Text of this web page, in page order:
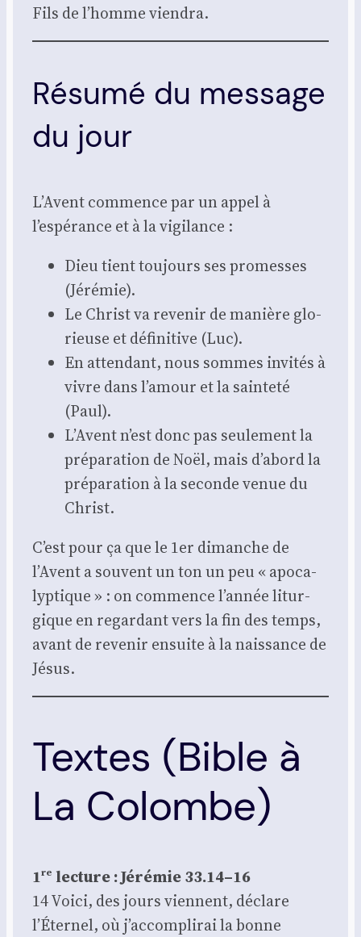
Fils de l’homme vien­dra.
Résumé du message
du jour
L’Avent com­mence par un appel à
l’espérance et à la vigi­lance :
Dieu tient tou­jours ses pro­messes
(Jéré­mie).
Le Christ va reve­nir de manière glo­
rieuse et défi­ni­tive (Luc).
En atten­dant, nous sommes invi­tés à
vivre dans l’amour et la sain­te­té
(Paul).
L’Avent n’est donc pas seule­ment la
pré­pa­ra­tion de Noël, mais d’abord la
pré­pa­ra­tion à la seconde venue du
Christ.
C’est pour ça que le 1er dimanche de
l’Avent a sou­vent un ton un peu « apo­ca­
lyp­tique » : on com­mence l’année litur­
gique en regar­dant vers la fin des temps,
avant de reve­nir ensuite à la nais­sance de
Jésus.
Textes (Bible à
La Colombe)
1ʳᵉ lec­ture : Jéré­mie 33.14–16
14 Voi­ci, des jours viennent, déclare
l’Éternel, où j’accomplirai la bonne